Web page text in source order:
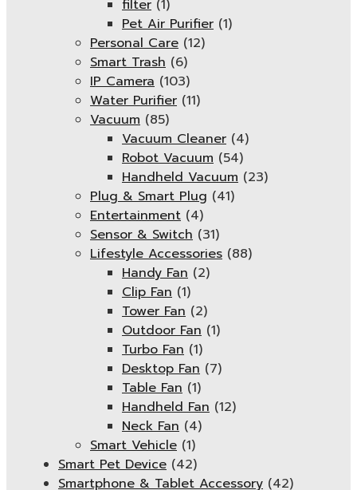
filter (1)
Pet Air Purifier (1)
Personal Care (12)
Smart Trash (6)
IP Camera (103)
Water Purifier (11)
Vacuum (85)
Vacuum Cleaner (4)
Robot Vacuum (54)
Handheld Vacuum (23)
Plug & Smart Plug (41)
Entertainment (4)
Sensor & Switch (31)
Lifestyle Accessories (88)
Handy Fan (2)
Clip Fan (1)
Tower Fan (2)
Outdoor Fan (1)
Turbo Fan (1)
Desktop Fan (7)
Table Fan (1)
Handheld Fan (12)
Neck Fan (4)
Smart Vehicle (1)
Smart Pet Device (42)
Smartphone & Tablet Accessory (42)